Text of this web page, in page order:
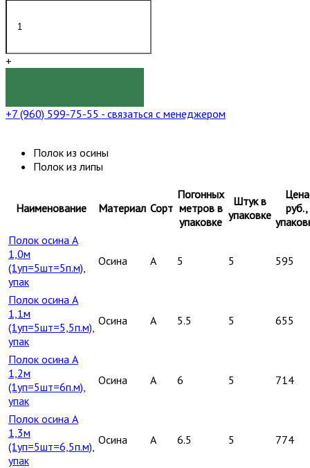
+
+7 (960) 599-75-55 - связаться с менеджером
Полок из осины
Полок из липы
Наименование Материал Сорт
Погонных
метров в
упаковке
Штук в
упаковке
Цена
руб.,
Полок осина А
1,0м
(1уп=5шт=5п.м),
упак
Осина A 5 5 595
Полок осина А
1,1м
(1уп=5шт=5,5п.м),
упак
Осина A 5.5 5 655
Полок осина А
1,2м
(1уп=5шт=6п.м),
упак
Осина A 6 5 714
Полок осина А
1,3м
(1уп=5шт=6,5п.м),
упак
Осина A 6.5 5 774